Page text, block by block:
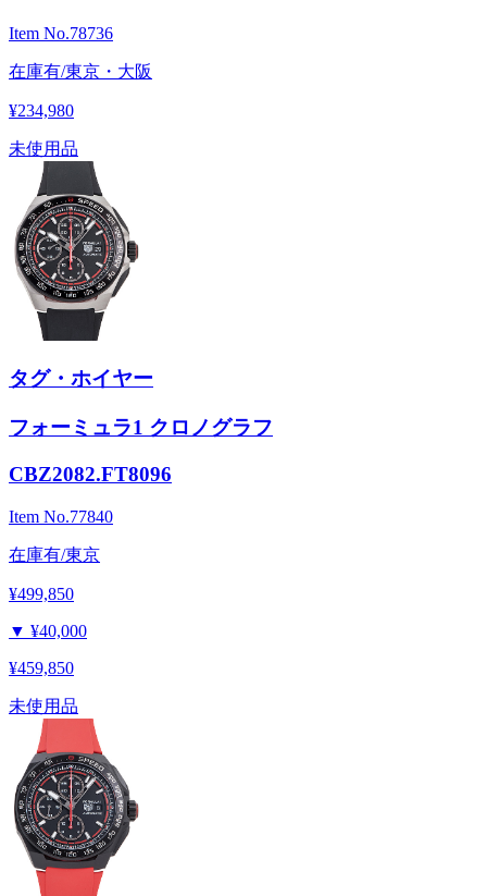
Item No.78736
在庫有/東京・大阪
¥234,980
未使用品
タグ・ホイヤー
フォーミュラ1 クロノグラフ
CBZ2082.FT8096
Item No.77840
在庫有/東京
¥499,850
▼ ¥40,000
¥459,850
未使用品